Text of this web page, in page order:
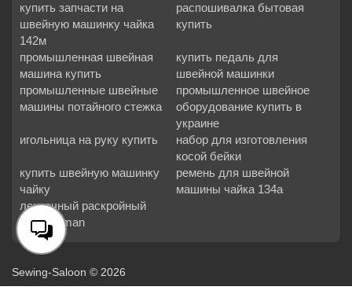
купить запчасти на
швейную машинку чайка
142м
распошивалка бытовая
купить
промышленная швейная
машина купить
купить педаль для
швейной машинки
промышленные швейные
машины потайного стежка
промышленное швейное
оборудование купить в
украине
игольница на руку купить
набор для изготовления
косой бейки
купить швейную машинку
чайку
ремень для швейной
машины чайка 134а
ленточный раскройный
нож hoffman
Sewing-Saloon © 2026